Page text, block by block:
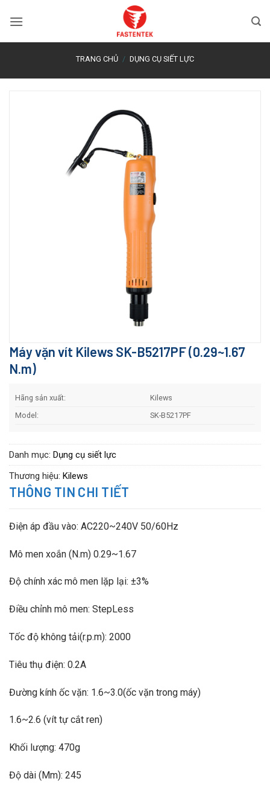
qua
TRANG CHỦ / DỤNG CỤ SIẾT LỰC
Máy vặn vít Kilews SK-B5217PF (0.29~1.67
N.m)
Hãng sản xuất:
Kilews
Model:
SK-B5217PF
Danh mục: Dụng cụ siết lực
Thương hiệu: Kilews
THÔNG TIN CHI TIẾT
Điện áp đầu vào: AC220~240V 50/60Hz
Mô men xoắn (N.m) 0.29~1.67
Độ chính xác mô men lặp lại: ±3%
Điều chỉnh mô men: StepLess
Tốc độ không tải(r.p.m): 2000
Tiêu thụ điện: 0.2A
Đường kính ốc vặn: 1.6~3.0(ốc vặn trong máy)
1.6~2.6 (vít tự cắt ren)
Khối lượng: 470g
Độ dài (Mm): 245